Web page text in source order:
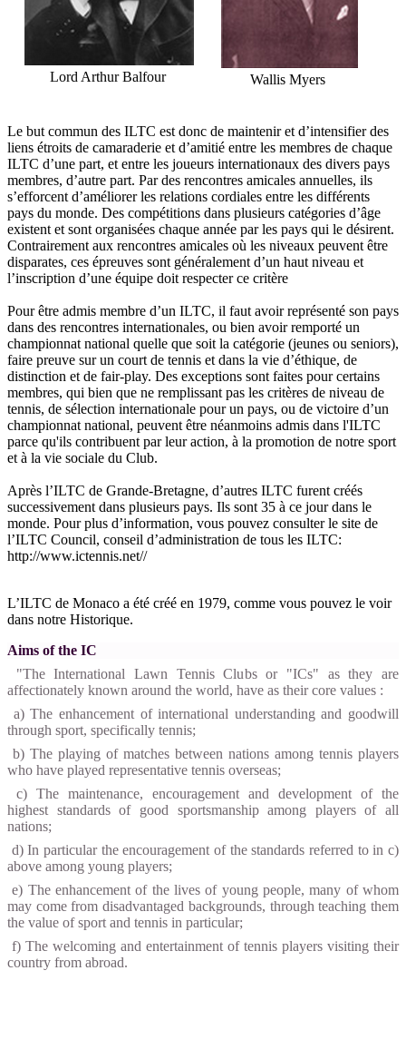
Lord Arthur Balfour Wallis Myers
Le but commun des ILTC est donc de maintenir et d’intensifier des
liens étroits de camaraderie et d’amitié entre les membres de chaque
ILTC d’une part, et entre les joueurs internationaux des divers pays
membres, d’autre part. Par des rencontres amicales annuelles, ils
s’efforcent d’améliorer les relations cordiales entre les différents
pays du monde. Des compétitions dans plusieurs catégories d’âge
existent et sont organisées chaque année par les pays qui le désirent.
Contrairement aux rencontres amicales où les niveaux peuvent être
disparates, ces épreuves sont généralement d’un haut niveau et
l’inscription d’une équipe doit respecter ce critère
Pour être admis membre d’un ILTC, il faut avoir représenté son pays
dans des rencontres internationales, ou bien avoir remporté un
championnat national quelle que soit la catégorie (jeunes ou seniors),
faire preuve sur un court de tennis et dans la vie d’éthique, de
distinction et de fair-play. Des exceptions sont faites pour certains
membres, qui bien que ne remplissant pas les critères de niveau de
tennis, de sélection internationale pour un pays, ou de victoire d’un
championnat national, peuvent être néanmoins admis dans l'ILTC
parce qu'ils contribuent par leur action, à la promotion de notre sport
et à la vie sociale du Club.
Après l’ILTC de Grande-Bretagne, d’autres ILTC furent créés
successivement dans plusieurs pays. Ils sont 35 à ce jour dans le
monde. Pour plus d’information, vous pouvez consulter le site de
l’ILTC Council, conseil d’administration de tous les ILTC:
http://www.ictennis.net//
L’ILTC de Monaco a été créé en 1979, comme vous pouvez le voir
dans notre Historique.
Aims of the IC
"The International Lawn Tennis Clubs or "ICs" as they are
affectionately known around the world, have as their core values :
a) The enhancement of international understanding and goodwill
through sport, specifically tennis;
b) The playing of matches between nations among tennis players
who have played representative tennis overseas;
c) The maintenance, encouragement and development of the
highest standards of good sportsmanship among players of all
nations;
d) In particular the encouragement of the standards referred to in c)
above among young players;
e) The enhancement of the lives of young people, many of whom
may come from disadvantaged backgrounds, through teaching them
the value of sport and tennis in particular;
f) The welcoming and entertainment of tennis players visiting their
country from abroad.